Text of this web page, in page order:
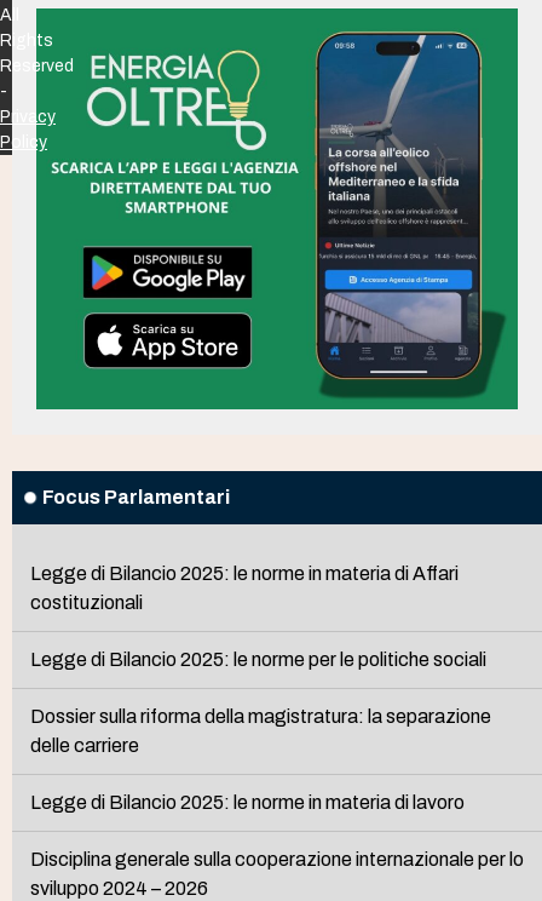
Focus Parlamentari
Legge di Bilancio 2025: le norme in materia di Affari
costituzionali
Legge di Bilancio 2025: le norme per le politiche sociali
Dossier sulla riforma della magistratura: la separazione
delle carriere
Legge di Bilancio 2025: le norme in materia di lavoro
Disciplina generale sulla cooperazione internazionale per lo
sviluppo 2024 – 2026
All
Rights
Reserved
-
Privacy
Policy